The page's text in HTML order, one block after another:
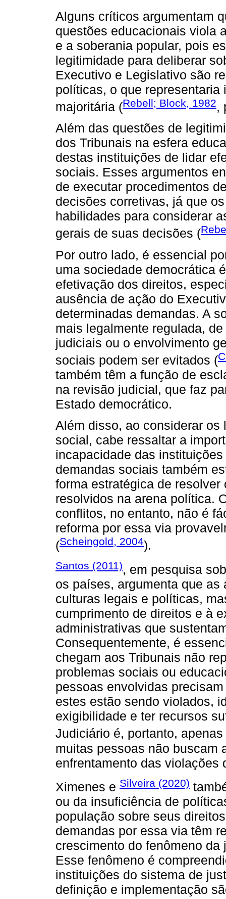
Alguns críticos argumentam
questões educacionais viola
e a soberania popular, pois
legitimidade para deliberar
Executivo e Legislativo são
políticas, o que
majoritária (Rebell; Block, 1982,
Além das questões de
dos Tribunais na esfera
destas instituições de lidar
sociais. Esses argumentos
de executar procedimentos
decisões corretivas, já que
habilidades para considerar
gerais de suas decisões (
Por outro lado, é essencial
uma sociedade democrática
efetivação dos direitos,
ausência de ação do
determinadas demandas. A
mais legalmente regulada,
judiciais ou o envolvimento
sociais podem ser evitados (
também têm a função de
na revisão judicial, que faz
Estado democrático.
Além disso, ao considerar
social, cabe ressaltar a
incapacidade das
demandas sociais também
forma estratégica de
resolvidos na arena política.
conflitos, no entanto, não é
reforma por essa via
(Scheingold, 2004).
Santos (2011), em pesquisa
os países, argumenta que
culturas legais e políticas,
cumprimento de direitos e à
administrativas que
Consequentemente, é
chegam aos Tribunais não
problemas sociais ou
pessoas envolvidas
estes estão sendo violados,
exigibilidade e ter recursos
Judiciário é, portanto,
muitas pessoas não buscam
enfrentamento das violações
Ximenes e Silveira (2020)
ou da insuficiência de
população sobre seus
demandas por essa via têm
crescimento do fenômeno
Esse fenômeno é
instituições do sistema de
definição e implementação